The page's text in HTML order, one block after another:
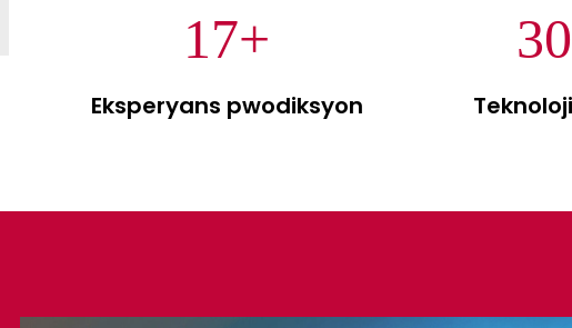
17+
Eksperyans pwodiksyon